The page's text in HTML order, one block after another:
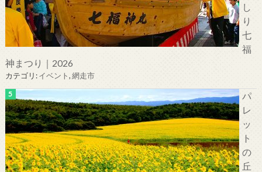
し
り
七
福
神まつり｜2026
カテゴリ:イベント,網走市
パ
レ
ッ
ト
の
丘